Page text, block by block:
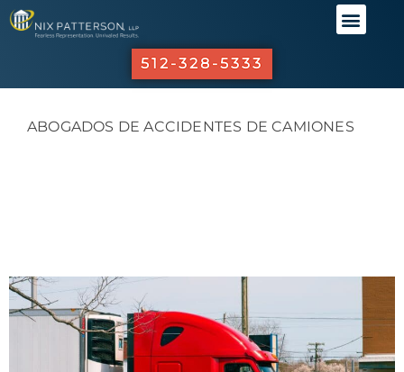
512-328-5333
ABOGADOS DE ACCIDENTES DE CAMIONES